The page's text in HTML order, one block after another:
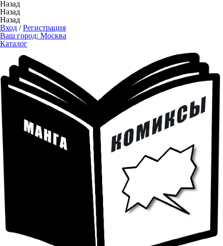
Назад
Назад
Назад
Вход /Регистрация
Ваш город: Москва
Каталог